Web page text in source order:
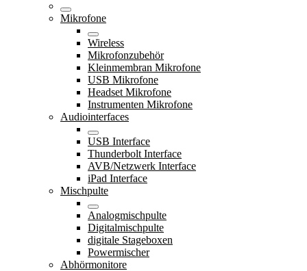
Mikrofone
Wireless
Mikrofonzubehör
Kleinmembran Mikrofone
USB Mikrofone
Headset Mikrofone
Instrumenten Mikrofone
Audiointerfaces
USB Interface
Thunderbolt Interface
AVB/Netzwerk Interface
iPad Interface
Mischpulte
Analogmischpulte
Digitalmischpulte
digitale Stageboxen
Powermischer
Abhörmonitore